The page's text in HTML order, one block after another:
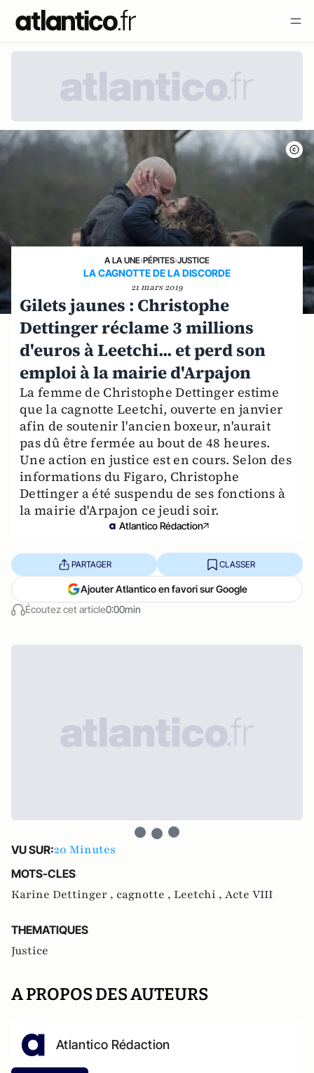
A LA UNE›PÉPITES›JUSTICE
LA CAGNOTTE DE LA DISCORDE
21 mars 2019
Gilets jaunes : Christophe
Dettinger réclame 3 millions
d'euros à Leetchi... et perd son
emploi à la mairie d'Arpajon
La femme de Christophe Dettinger estime
que la cagnotte Leetchi, ouverte en janvier
afin de soutenir l'ancien boxeur, n'aurait
pas dû être fermée au bout de 48 heures.
Une action en justice est en cours. Selon des
informations du Figaro, Christophe
Dettinger a été suspendu de ses fonctions à
la mairie d'Arpajon ce jeudi soir.
Atlantico Rédaction
Écoutez cet article0:00min
PARTAGER CLASSER
Ajouter Atlantico en favori sur Google
VU SUR:20 Minutes
MOTS-CLES
Karine Dettinger , cagnotte , Leetchi , Acte VIII
THEMATIQUES
Justice
A PROPOS DES AUTEURS
Atlantico Rédaction